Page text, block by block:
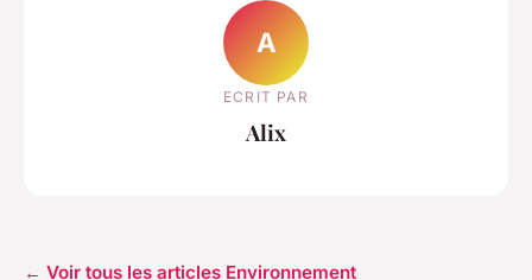
A
ECRIT PAR
Alix
← Voir tous les articles Environnement